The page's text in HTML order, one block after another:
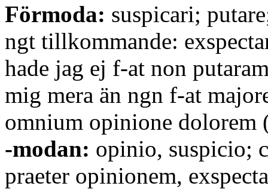
Förmoda: suspicari;
ngt tillkommande:
hade jag ej f-at non
mig mera än ngn f-at
omnium opinione dolorem
-modan: opinio, suspicio;
praeter opinionem,